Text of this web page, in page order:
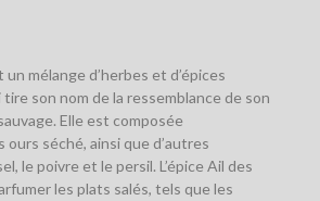
un mélange d’herbes et d’épices
tire son nom de la ressemblance de son
Elle est composée
ours séché, ainsi que d’autres
le poivre et le persil. L’épice Ail des
les plats salés, tels que les